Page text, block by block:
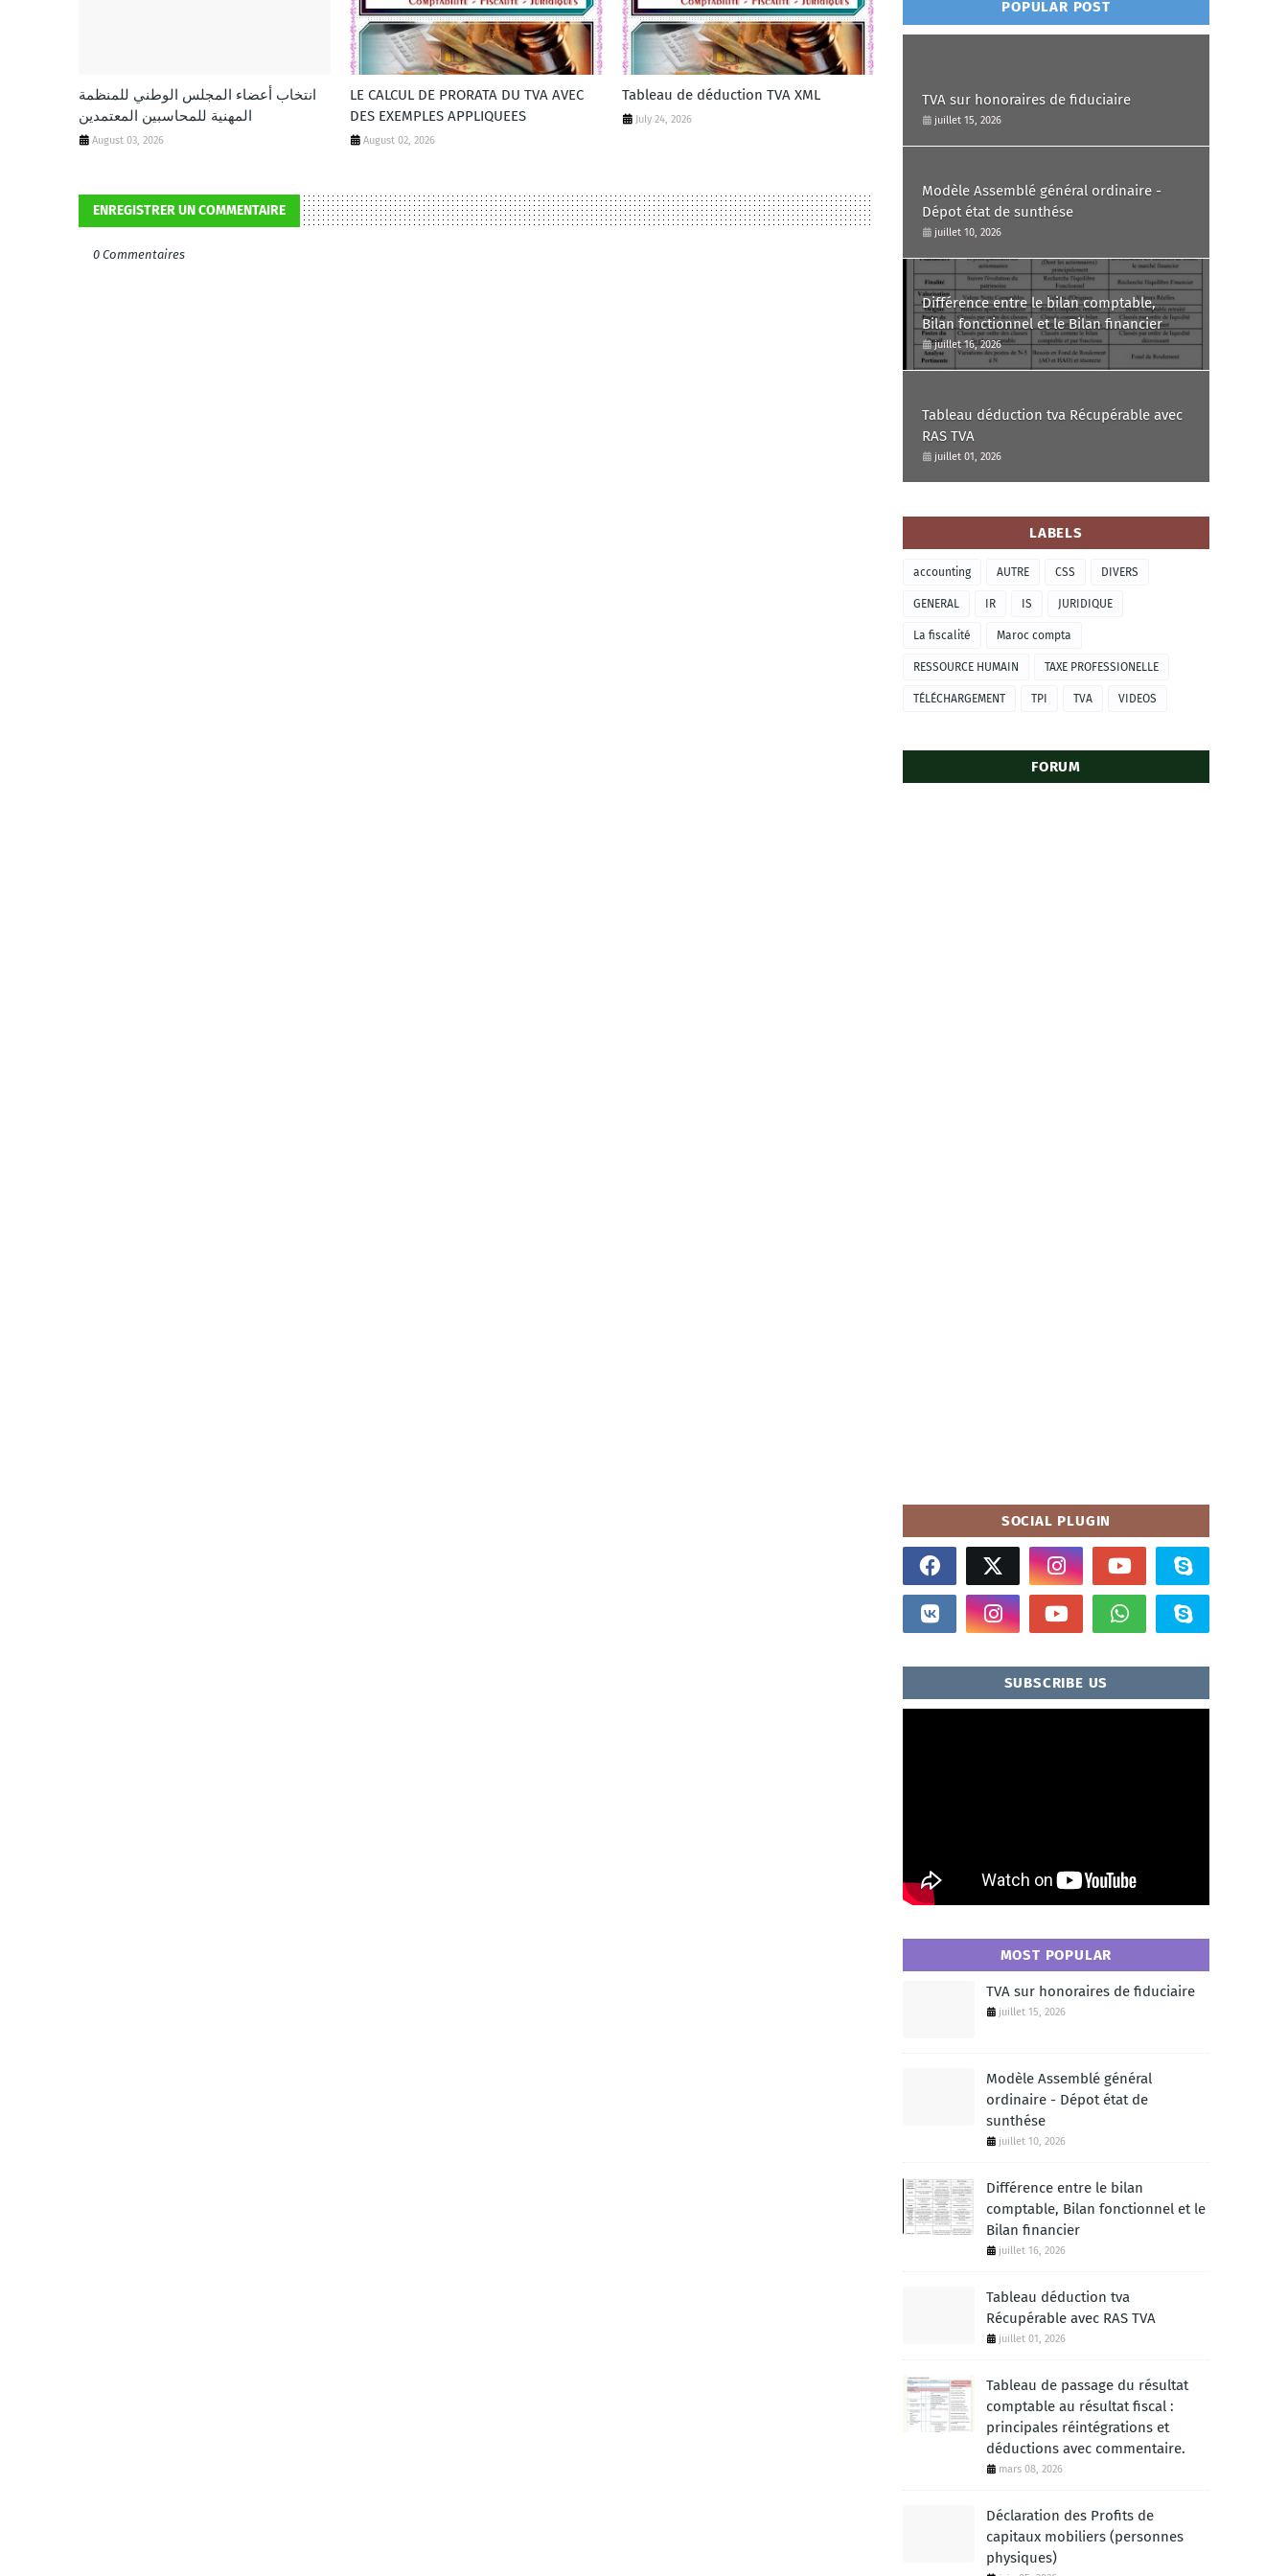
انتخاب أعضاء المجلس الوطني للمنظمة
المهنية للمحاسبين المعتمدين
August 03, 2026
LE CALCUL DE PRORATA DU TVA AVEC
DES EXEMPLES APPLIQUEES
August 02, 2026
Tableau de déduction TVA XML
July 24, 2026
ENREGISTRER UN COMMENTAIRE
0 Commentaires
POPULAR POST
TVA sur honoraires de fiduciaire
juillet 15, 2026
Modèle Assemblé général ordinaire -
Dépot état de sunthése
juillet 10, 2026
Différence entre le bilan comptable,
Bilan fonctionnel et le Bilan financier
juillet 16, 2026
Tableau déduction tva Récupérable avec
RAS TVA
juillet 01, 2026
LABELS
accounting AUTRE CSS DIVERS
GENERAL IR IS JURIDIQUE
La fiscalité Maroc compta
RESSOURCE HUMAIN TAXE PROFESSIONELLE
TÉLÉCHARGEMENT TPI TVA VIDEOS
FORUM
SOCIAL PLUGIN
SUBSCRIBE US
MOST POPULAR
TVA sur honoraires de fiduciaire
juillet 15, 2026
Modèle Assemblé général
ordinaire - Dépot état de
sunthése
juillet 10, 2026
Différence entre le bilan
comptable, Bilan fonctionnel et le
Bilan financier
juillet 16, 2026
Tableau déduction tva
Récupérable avec RAS TVA
juillet 01, 2026
Tableau de passage du résultat
comptable au résultat fiscal :
principales réintégrations et
déductions avec commentaire.
mars 08, 2026
Déclaration des Profits de
capitaux mobiliers (personnes
physiques)